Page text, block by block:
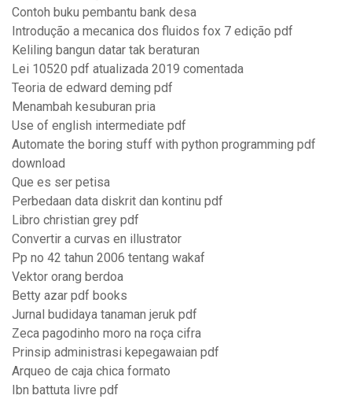
Contoh buku pembantu bank desa
Introdução a mecanica dos fluidos fox 7 edição pdf
Keliling bangun datar tak beraturan
Lei 10520 pdf atualizada 2019 comentada
Teoria de edward deming pdf
Menambah kesuburan pria
Use of english intermediate pdf
Automate the boring stuff with python programming pdf
download
Que es ser petisa
Perbedaan data diskrit dan kontinu pdf
Libro christian grey pdf
Convertir a curvas en illustrator
Pp no 42 tahun 2006 tentang wakaf
Vektor orang berdoa
Betty azar pdf books
Jurnal budidaya tanaman jeruk pdf
Zeca pagodinho moro na roça cifra
Prinsip administrasi kepegawaian pdf
Arqueo de caja chica formato
Ibn battuta livre pdf